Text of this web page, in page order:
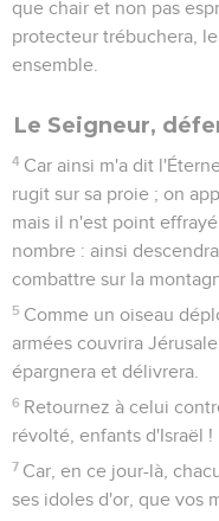
que chair et non pas
protecteur trébuchera,
ensemble.
Le Seigneur,
4 Car ainsi m'a dit
rugit sur sa proie ; on
mais il n'est point
nombre : ainsi
combattre sur la
5 Comme un oiseau
armées couvrira
épargnera et délivrera.
6 Retournez à celui
révolté, enfants d'Israël !
7 Car, en ce jour-là,
ses idoles d'or, que vos